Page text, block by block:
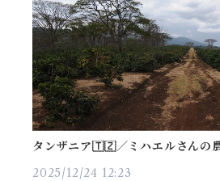
タンザニア🇹🇿／ミハエルさんの
2025/12/24 12:23